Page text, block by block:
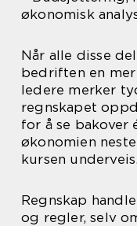
økonomisk
Når alle disse
bedriften en
ledere merker
regnskapet
for å se bakover
økonomien
kursen underveis.
Regnskap
og regler, selv